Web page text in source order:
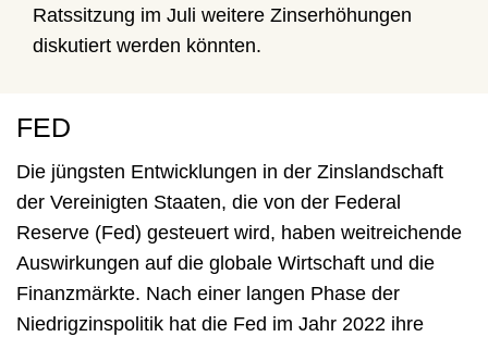
Ratssitzung im Juli weitere Zinserhöhungen
diskutiert werden könnten.
FED
Die jüngsten Entwicklungen in der Zinslandschaft
der Vereinigten Staaten, die von der Federal
Reserve (Fed) gesteuert wird, haben weitreichende
Auswirkungen auf die globale Wirtschaft und die
Finanzmärkte. Nach einer langen Phase der
Niedrigzinspolitik hat die Fed im Jahr 2022 ihre